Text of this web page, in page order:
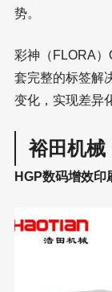
势。
彩神（FLORA
套完整的标签解
变化，实现差异
裕田机械
HGP数码增效印